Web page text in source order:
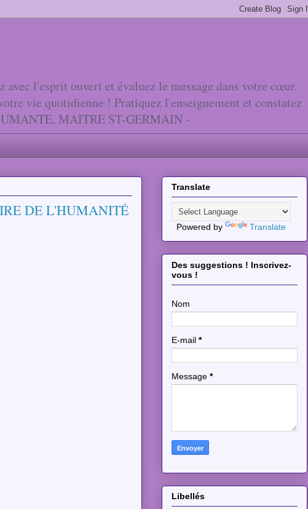
l'esprit ouvert et évaluez le message dans votre cœur.
vie quotidienne ! Pratiquez l'enseignement et constatez
MAITRE ST-GERMAIN -
DE L'HUMANITÉ
Translate
Powered by Translate
Des suggestions ! Inscrivez-
vous !
Nom
E-mail *
Message *
Libellés